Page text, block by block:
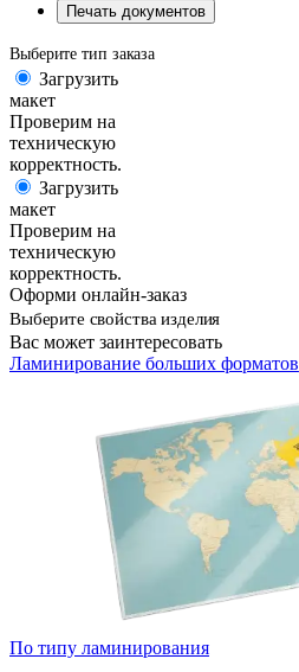
Печать документов
Выберите тип заказа
Загрузить
макет
Проверим на
техническую
корректность.
Загрузить
макет
Проверим на
техническую
корректность.
Оформи онлайн-заказ
Выберите свойства изделия
Вас может заинтересовать
Ламинирование больших форматов
По типу ламинирования